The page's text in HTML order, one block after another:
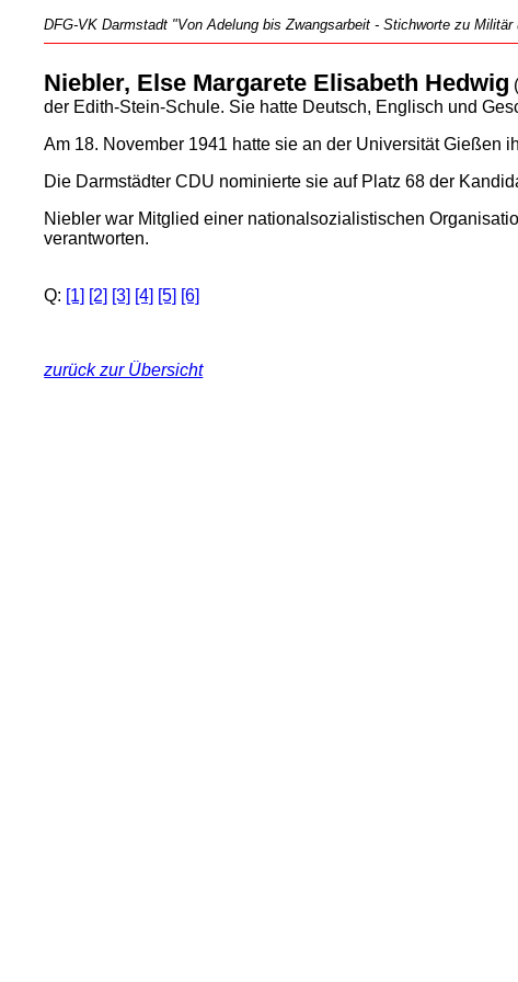
DFG-VK Darmstadt "Von Adelung bis Zwangsarbeit - Stichworte zu
Niebler, Else Margarete Elisabeth Hedwig
der Edith-Stein-Schule. Sie hatte Deutsch, Englisch und
Am 18. November 1941 hatte sie an der Universität Gießen
Die Darmstädter CDU nominierte sie auf Platz 68 der
Niebler war Mitglied einer nationalsozialistischen
verantworten.
Q: [1] [2] [3] [4] [5] [6]
zurück zur Übersicht